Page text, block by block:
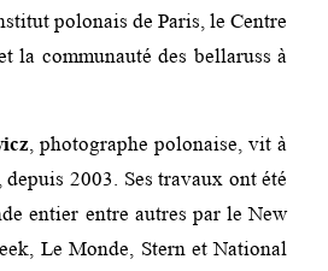
polonais de Paris, le Centre
la communauté des bellaruss à
, photographe polonaise, vit à
2003. Ses travaux ont été
entier entre autres par le New
Le Monde, Stern et National